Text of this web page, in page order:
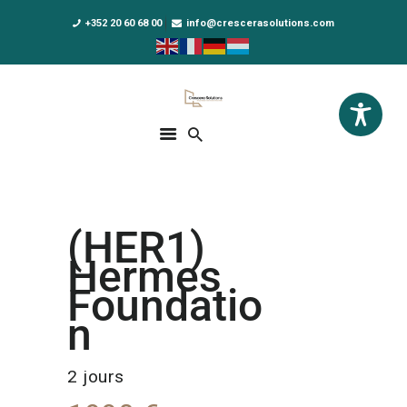
+352 20 60 68 00 info@crescerasolutions.com
Crescera Solutions
Solutions for your evolution
DPO AS A SERVICE
NOUS CONNAÎTRE
ACTUALITÉS
(HER1)
Hermes
Foundatio
n
2 jours